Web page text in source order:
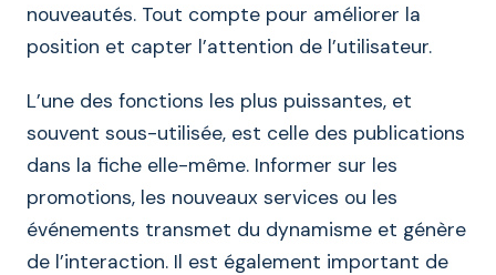
nouveautés. Tout compte pour améliorer la
position et capter l’attention de l’utilisateur.
L’une des fonctions les plus puissantes, et
souvent sous-utilisée, est celle des publications
dans la fiche elle-même. Informer sur les
promotions, les nouveaux services ou les
événements transmet du dynamisme et génère
de l’interaction. Il est également important de